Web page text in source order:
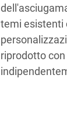
temi esistenti
riprodotto